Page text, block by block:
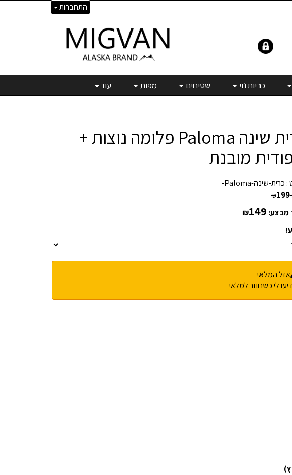
התחברות
כריות נוי שטיחים מפות עוד
כרית שינה Paloma פלומה נוצות +
מובנת
: כרית-שינה-Paloma-
₪199
מבצע: ₪149
אזל המלאי
לי כשחוזר למלאי